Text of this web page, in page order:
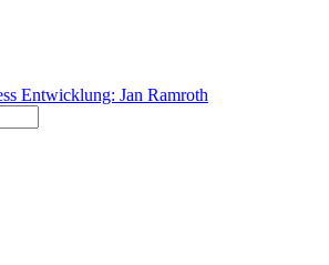
Entwicklung: Jan Ramroth